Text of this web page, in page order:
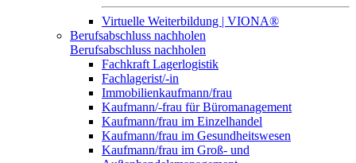
Virtuelle Weiterbildung | VIONA®
Berufsabschluss nachholen
Berufsabschluss nachholen
Fachkraft Lagerlogistik
Fachlagerist/-in
Immobilienkaufmann/frau
Kaufmann/-frau für Büromanagement
Kaufmann/frau im Einzelhandel
Kaufmann/frau im Gesundheitswesen
Kaufmann/frau im Groß- und